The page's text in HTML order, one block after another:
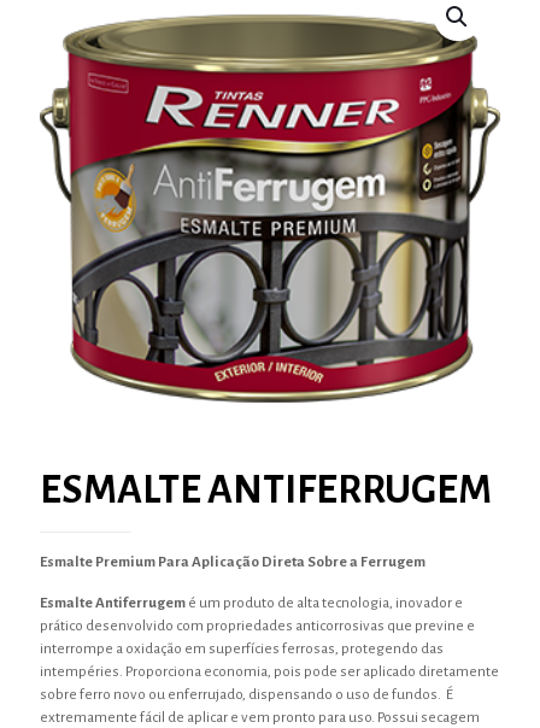
ESMALTE ANTIFERRUGEM
Esmalte Premium Para Aplicação Direta Sobre a Ferrugem
Esmalte Antiferrugem é um produto de alta tecnologia, inovador e
prático desenvolvido com propriedades anticorrosivas que previne e
interrompe a oxidação em superfícies ferrosas, protegendo das
intempéries. Proporciona economia, pois pode ser aplicado diretamente
sobre ferro novo ou enferrujado, dispensando o uso de fundos. É
extremamente fácil de aplicar e vem pronto para uso. Possui secagem